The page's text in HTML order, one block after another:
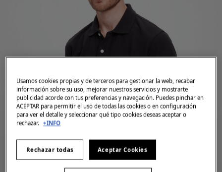
Usamos cookies propias y de terceros para gestionar la web, recabar
información sobre su uso, mejorar nuestros servicios y mostrarte
publicidad acorde con tus preferencias y navegación. Puedes pinchar en
ACEPTAR para permitir el uso de todas las cookies o en configuración
para ver el detalle y seleccionar qué tipo cookies deseas aceptar o
rechazar. +INFO
Rechazar todas Aceptar Cookies